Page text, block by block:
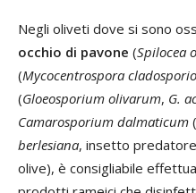
Negli oliveti dove si sono
occhio di pavone (Spilocea
(Mycocentrospora
(Gloeosporium olivarum, G.
Camarosporium dalmaticum
berlesiana, insetto
olive), è consigliabile